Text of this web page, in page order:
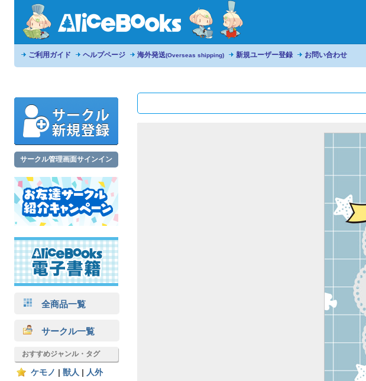
ご利用ガイド ヘルプページ 海外発送(Overseas shipping) 新規ユーザー登録 お問い合わせ
サークル管理画面サインイン
全商品一覧
サークル一覧
おすすめジャンル・タグ
ケモノ 獣人
人外